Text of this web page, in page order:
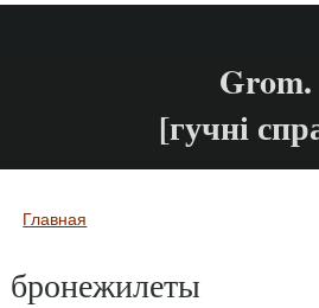
Grom.
[гучні
Вы здесь
Главная
бронежилеты